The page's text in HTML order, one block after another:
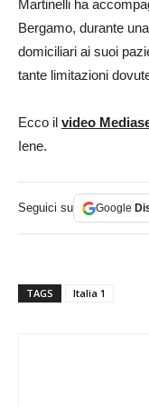
Martinelli ha
Bergamo, durante
domiciliari ai suoi
tante limitazioni
Ecco il video
Iene.
Seguici su Google
TAGS Italia 1